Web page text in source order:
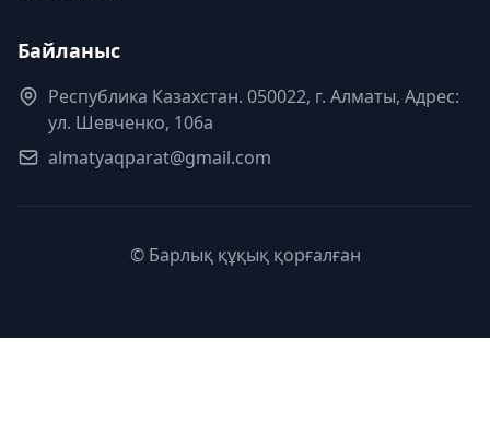
Байланыс
Республика Казахстан. 050022, г. Алматы, Адрес:
ул. Шевченко, 106а
almatyaqparat@gmail.com
© Барлық құқық қорғалған